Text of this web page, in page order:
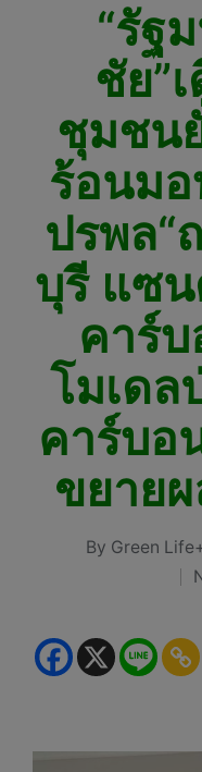
“รัฐ
ชัย”
ชุมชน
ร้อนม
ปรพล“
บุรี แซน
คาร์
โมเด
คาร์บอ
ขยาย
Posted
By Green